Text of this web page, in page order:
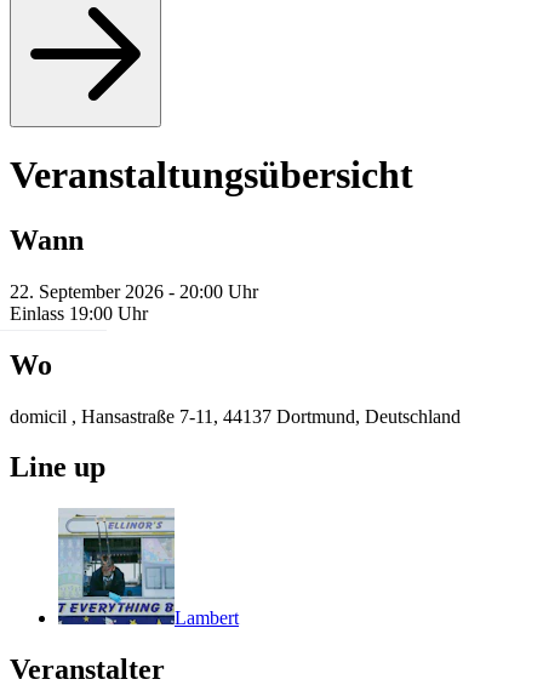
Veranstaltungsübersicht
Wann
22. September 2026 - 20:00 Uhr
Einlass 19:00 Uhr
Wo
domicil , Hansastraße 7-11, 44137 Dortmund, Deutschland
Line up
Lambert
Veranstalter